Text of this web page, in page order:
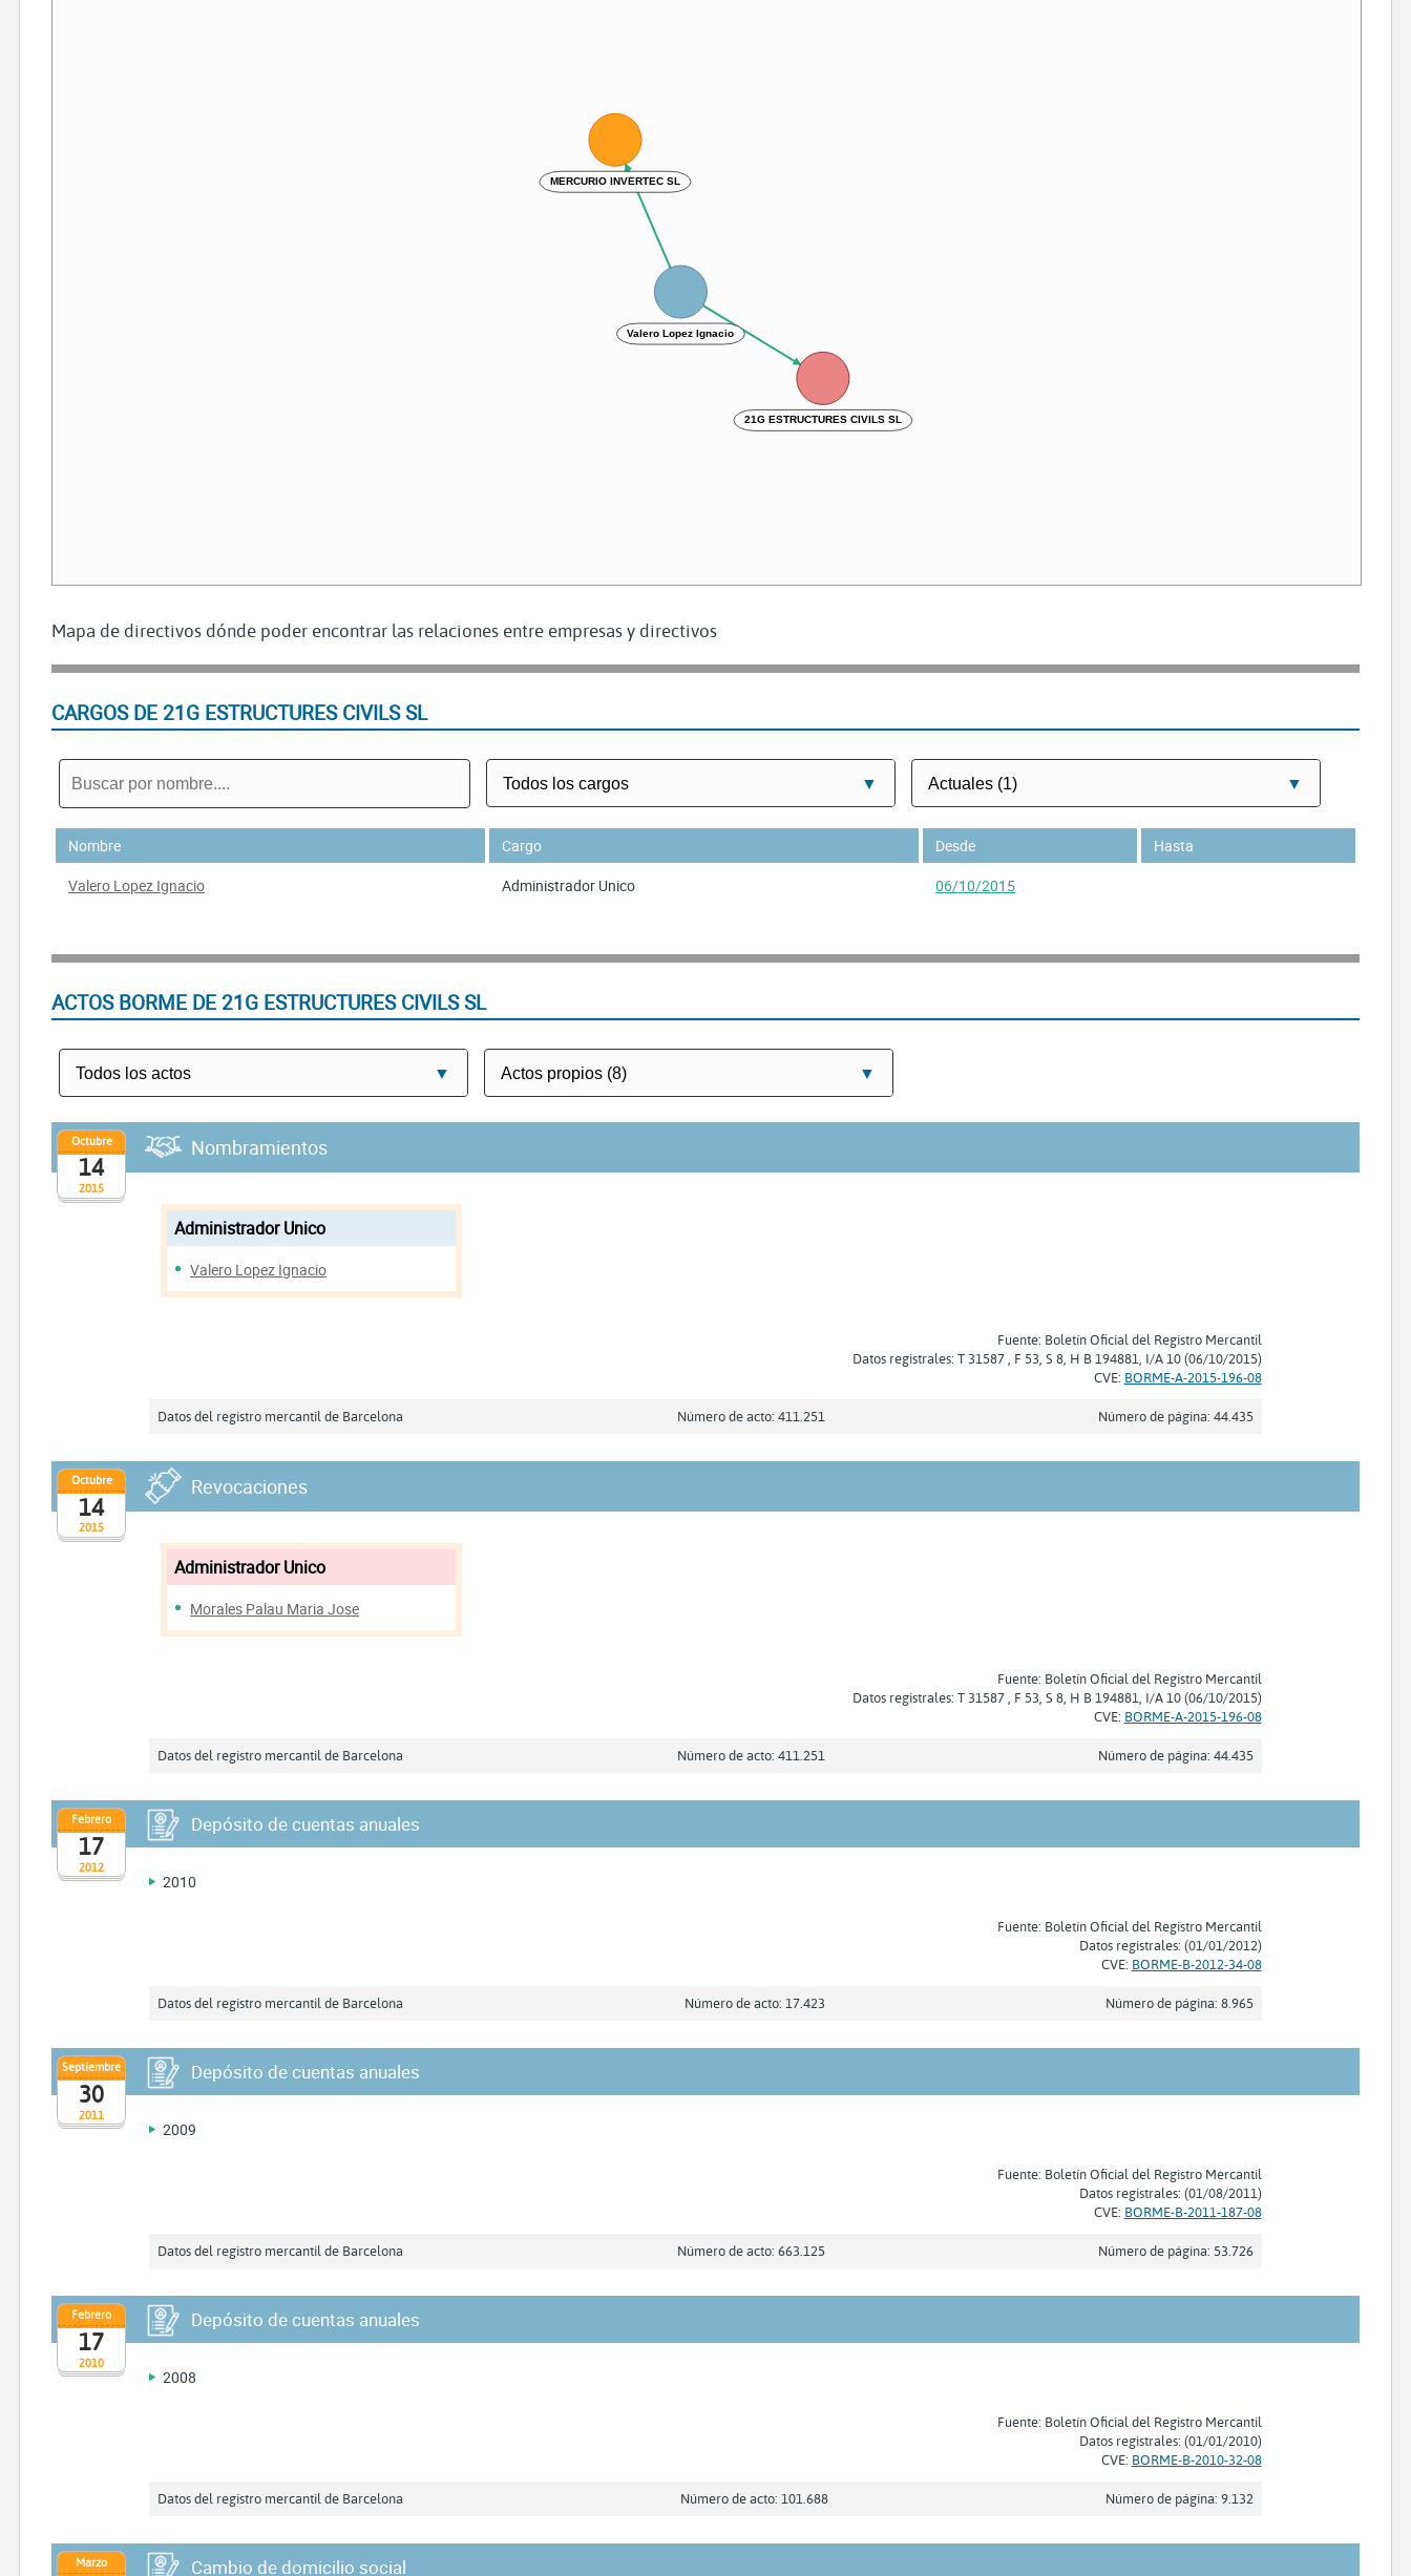
21G ESTRUCTURES CIVILS SL
Valero Lopez Ignacio
MERCURIO INVERTEC SL
Mapa de directivos dónde poder encontrar las relaciones entre empresas y directivos
CARGOS DE 21G ESTRUCTURES CIVILS SL
Nombre Cargo Desde
Hasta
Valero Lopez Ignacio
Administrador Unico 06/10/2015
ACTOS BORME DE 21G ESTRUCTURES CIVILS SL
2015
Octubre
14
Nombramientos
Administrador Unico
Valero Lopez Ignacio
Fuente: Boletín Oficial del Registro Mercantil
Datos registrales: T 31587 , F 53, S 8, H B 194881, I/A 10 (06/10/2015)
CVE: BORME-A-2015-196-08
Datos del registro mercantil de Barcelona Número de acto: 411.251 Número de página: 44.435
2015
Octubre
14
Revocaciones
Administrador Unico
Morales Palau Maria Jose
Fuente: Boletín Oficial del Registro Mercantil
Datos registrales: T 31587 , F 53, S 8, H B 194881, I/A 10 (06/10/2015)
CVE: BORME-A-2015-196-08
Datos del registro mercantil de Barcelona Número de acto: 411.251 Número de página: 44.435
2012
Febrero
17
Depósito de cuentas anuales
2010
Fuente: Boletín Oficial del Registro Mercantil
Datos registrales: (01/01/2012)
CVE: BORME-B-2012-34-08
Datos del registro mercantil de Barcelona Número de acto: 17.423 Número de página: 8.965
2011
Septiembre
30
Depósito de cuentas anuales
2009
Fuente: Boletín Oficial del Registro Mercantil
Datos registrales: (01/08/2011)
CVE: BORME-B-2011-187-08
Datos del registro mercantil de Barcelona Número de acto: 663.125 Número de página: 53.726
2010
Febrero
17
Depósito de cuentas anuales
2008
Fuente: Boletín Oficial del Registro Mercantil
Datos registrales: (01/01/2010)
CVE: BORME-B-2010-32-08
Datos del registro mercantil de Barcelona Número de acto: 101.688 Número de página: 9.132
Marzo Cambio de domicilio social